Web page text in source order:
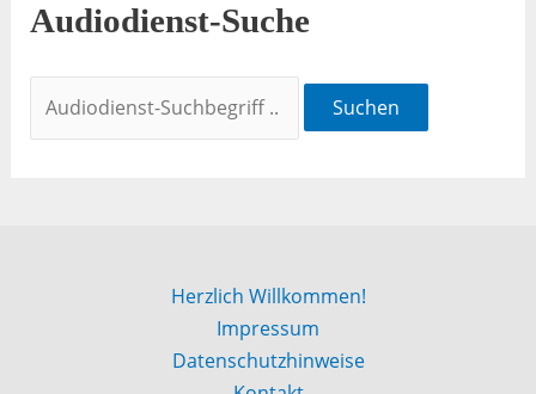
Audiodienst-Suche
Suchen
Herzlich Willkommen!
Impressum
Datenschutzhinweise